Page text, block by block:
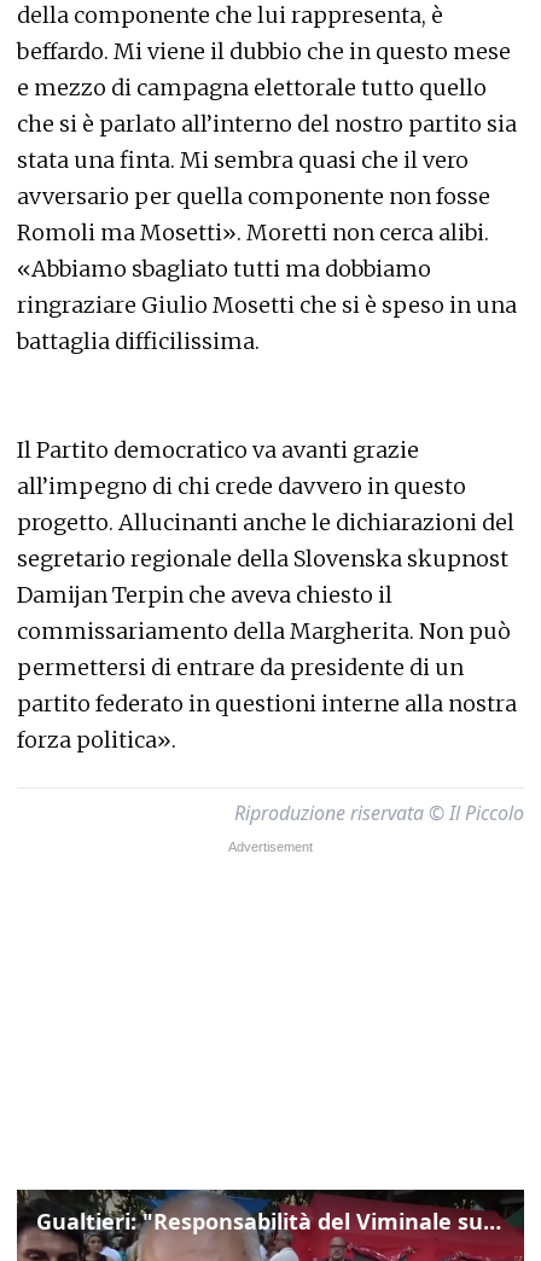
della componente che lui rappresenta, è
beffardo. Mi viene il dubbio che in questo mese
e mezzo di campagna elettorale tutto quello
che si è parlato all’interno del nostro partito sia
stata una finta. Mi sembra quasi che il vero
avversario per quella componente non fosse
Romoli ma Mosetti». Moretti non cerca alibi.
«Abbiamo sbagliato tutti ma dobbiamo
ringraziare Giulio Mosetti che si è speso in una
battaglia difficilissima.
Il Partito democratico va avanti grazie
all’impegno di chi crede davvero in questo
progetto. Allucinanti anche le dichiarazioni del
segretario regionale della Slovenska skupnost
Damijan Terpin che aveva chiesto il
commissariamento della Margherita. Non può
permettersi di entrare da presidente di un
partito federato in questioni interne alla nostra
forza politica».
Riproduzione riservata © Il Piccolo
Gualtieri: "Responsabilità del Viminale su Spin Time? La posizione dei partiti è nota"